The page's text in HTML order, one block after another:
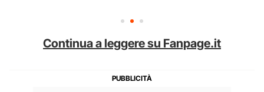
Continua a leggere su Fanpage.it